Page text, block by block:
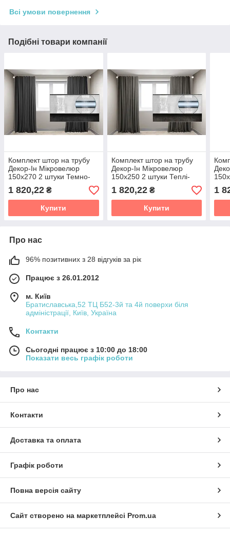
Всі умови повернення
Подібні товари компанії
Комплект штор на трубу
Декор-Ін Мікровелюр
150x270 2 штуки Темно-
сірі
1 820,22 ₴
Купити
Комплект штор на трубу
Декор-Ін Мікровелюр
150x250 2 штуки Теплі-
Темно-сірі
1 820,22₴
Купити
1
Про нас
96% позитивних з 28 відгуків за рік
Працює з 26.01.2012
м. Київ
Братиславська,52 ТЦ Б52-3й та 4й поверхи біля
адміністрації, Київ, Україна
Контакти
Сьогодні працює з 10:00 до 18:00
Показати весь графік роботи
Про нас
Контакти
Доставка та оплата
Графік роботи
Повна версія сайту
Сайт створено на маркетплейсі Prom.ua